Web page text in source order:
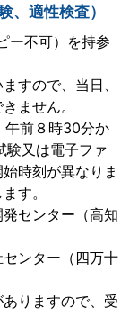
、適性検査）
ー不可）を持参
すので、当日、
ません。
午前８時30分か
験又は電子ファ
時刻が異なりま
す。
センター（高知
ター（四万十
りますので、受